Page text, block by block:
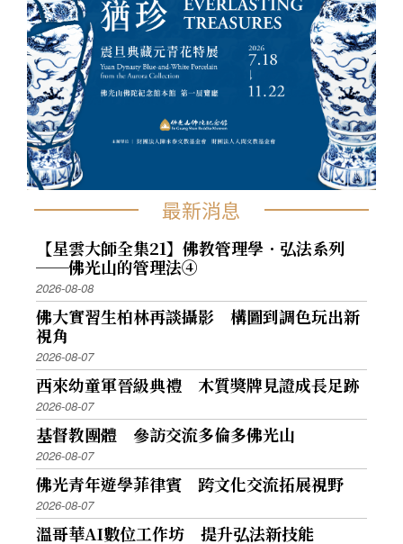
最新消息
【星雲大師全集21】佛教管理學．弘法系列
──佛光山的管理法④
2026-08-08
佛大實習生柏林再談攝影 構圖到調色玩出新
視角
2026-08-07
西來幼童軍晉級典禮 木質獎牌見證成長足跡
2026-08-07
基督教團體 參訪交流多倫多佛光山
2026-08-07
佛光青年遊學菲律賓 跨文化交流拓展視野
2026-08-07
溫哥華AI數位工作坊 提升弘法新技能